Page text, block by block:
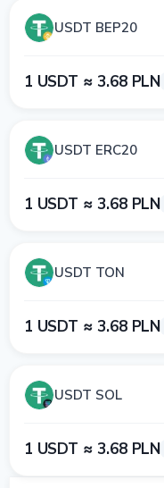
USDT BEP20
1 USDT ≈ 3.68 PLN
USDT ERC20
1 USDT ≈ 3.68 PLN
USDT TON
1 USDT ≈ 3.68 PLN
USDT SOL
1 USDT ≈ 3.68 PLN